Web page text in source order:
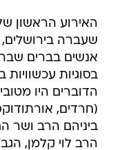
האירוע הראשון
אנשים בברים
בסוגיות
הדוברים היו
(חרדים,
ביניהם הרב ושר
הרב לוי קלמן,